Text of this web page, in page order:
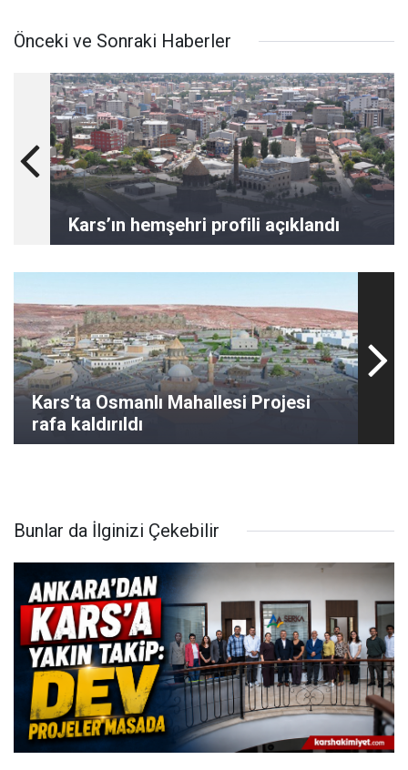
Önceki ve Sonraki Haberler
Kars’ın hemşehri profili açıklandı
Kars’ta Osmanlı Mahallesi Projesi
rafa kaldırıldı
Bunlar da İlginizi Çekebilir